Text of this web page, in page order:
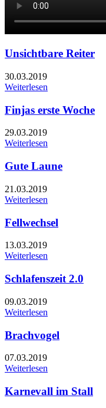
Unsichtbare Reiter
30.03.2019
Weiterlesen
Finjas erste Woche
29.03.2019
Weiterlesen
Gute Laune
21.03.2019
Weiterlesen
Fellwechsel
13.03.2019
Weiterlesen
Schlafenszeit 2.0
09.03.2019
Weiterlesen
Brachvogel
07.03.2019
Weiterlesen
Karnevall im Stall